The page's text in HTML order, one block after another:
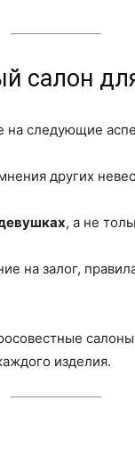
салон
на следующие
других
, а не
на залог,
изделия.